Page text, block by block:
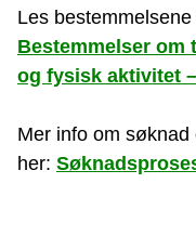
Les
Bestemmelser
og fysisk aktivitet
Mer info om
her: